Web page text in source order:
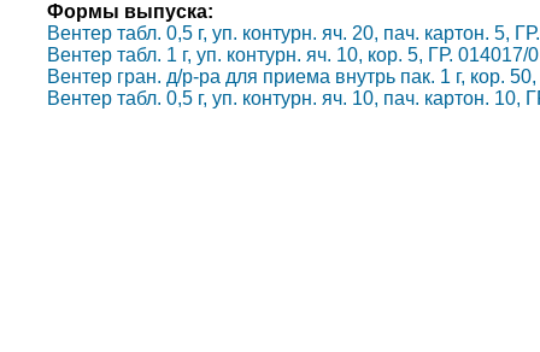
Формы выпуска:
Вентер табл. 0,5 г, уп. контурн. яч. 20, пач. картон. 5,
Вентер табл. 1 г, уп. контурн. яч. 10, кор. 5, ГР.
Вентер гран. д/р-ра для приема внутрь пак. 1 г, кор.
Вентер табл. 0,5 г, уп. контурн. яч. 10, пач. картон.